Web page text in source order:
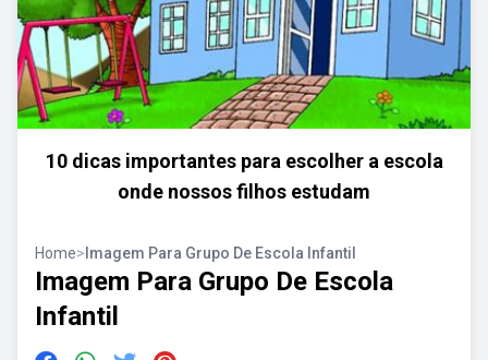
10 dicas importantes para escolher a escola
onde nossos filhos estudam
Home> Imagem Para Grupo De Escola Infantil
Imagem Para Grupo De Escola
Infantil